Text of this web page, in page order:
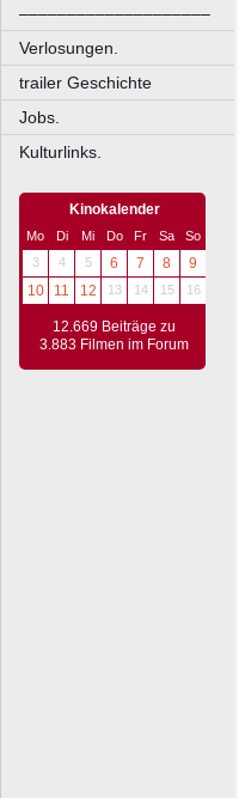
––––––––––––––––––––
Verlosungen.
trailer Geschichte
Jobs.
Kulturlinks.
Kinokalender
Mo Di Mi Do Fr Sa
So
3
4 5 6 7 8
9
10
11 12 13 14 15 16
12.669 Beiträge zu
3.883 Filmen im Forum